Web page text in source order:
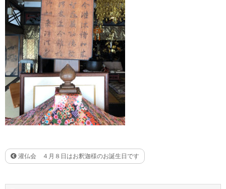
灌仏会 ４月８日はお釈迦様のお誕生日です